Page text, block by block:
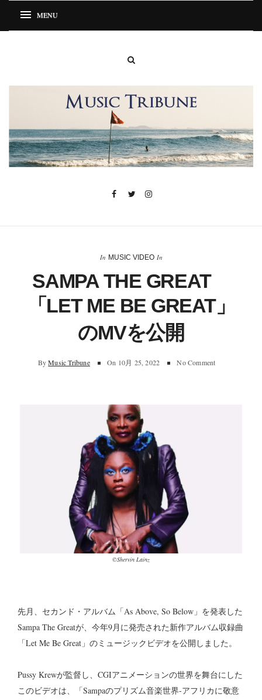
In MUSIC VIDEO In
SAMPA THE GREAT
「LET ME BE GREAT」
のMVを公開
By Music Tribune On 10月 25, 2022 No Comment
©︎Shervin Lainz
先月、セカンド・アルバム「As Above, So Below」を発表した
Sampa The Greatが、今年9月に発売された新作アルバム収録曲
「Let Me Be Great」のミュージックビデオを公開しました。
Pussy Krewが監督し、CGIアニメーションの世界を舞台にした
このビデオは、「Sampaのプリズム音楽世界-アフリカに敬意